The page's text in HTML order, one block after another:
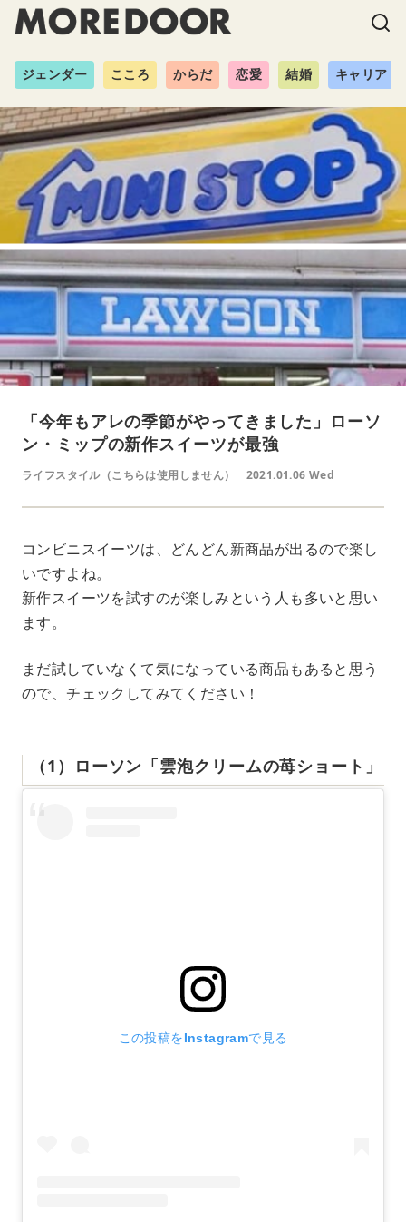
ジェンダー こころ からだ 恋愛 結婚 キャリア
「今年もアレの季節がやってきました」ローソ
ン・ミップの新作スイーツが最強
ライフスタイル（こちらは使用しません） 2021.01.06 Wed
コンビニスイーツは、どんどん新商品が出るので楽し
いですよね。
新作スイーツを試すのが楽しみという人も多いと思い
ます。
まだ試していなくて気になっている商品もあると思う
ので、チェックしてみてください！
（1）ローソン「雲泡クリームの苺ショート」
この投稿をInstagramで見る